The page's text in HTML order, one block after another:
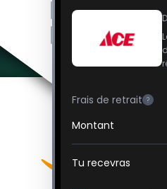
Frais de retrait ?
Montant
Tu recevras